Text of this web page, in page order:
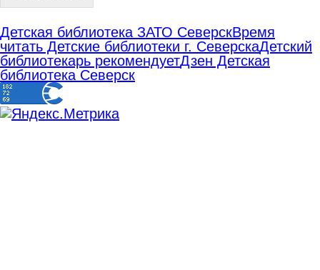
Детская библиотека ЗАТО СеверскВремя
читать Детские библиотеки г. СеверскаДетский
библиотекарь рекомендуетДзен Детская
библиотека Северск